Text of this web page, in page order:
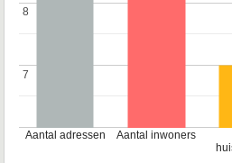
Aantal adressen Aantal inwoners
7
7
8
8